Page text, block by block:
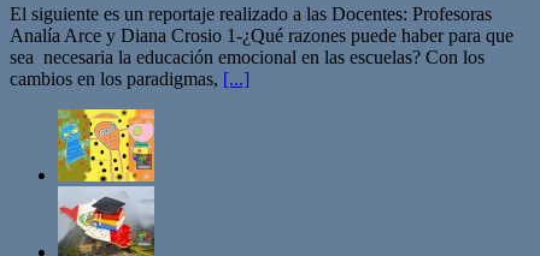
El siguiente es un reportaje realizado a las Docentes: Profesoras
Analía Arce y Diana Crosio 1-¿Qué razones puede haber para que
sea necesaria la educación emocional en las escuelas? Con los
cambios en los paradigmas, [...]